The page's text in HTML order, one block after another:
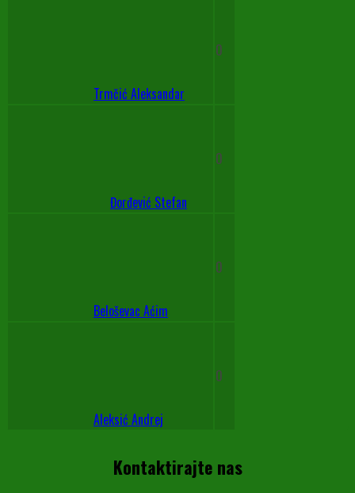
Trmčić Aleksandar
0
Đorđević Stefan
0
Beloševac Aćim
0
Aleksić Andrej
0
Kontaktirajte nas